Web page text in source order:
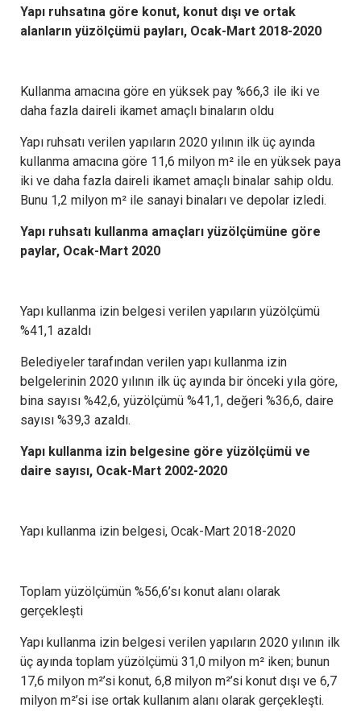
Yapı ruhsatına göre konut, konut dışı ve ortak
alanların yüzölçümü payları, Ocak-Mart 2018-2020
Kullanma amacına göre en yüksek pay %66,3 ile iki ve
daha fazla daireli ikamet amaçlı binaların oldu
Yapı ruhsatı verilen yapıların 2020 yılının ilk üç ayında
kullanma amacına göre 11,6 milyon m² ile en yüksek paya
iki ve daha fazla daireli ikamet amaçlı binalar sahip oldu.
Bunu 1,2 milyon m² ile sanayi binaları ve depolar izledi.
Yapı ruhsatı kullanma amaçları yüzölçümüne göre
paylar, Ocak-Mart 2020
Yapı kullanma izin belgesi verilen yapıların yüzölçümü
%41,1 azaldı
Belediyeler tarafından verilen yapı kullanma izin
belgelerinin 2020 yılının ilk üç ayında bir önceki yıla göre,
bina sayısı %42,6, yüzölçümü %41,1, değeri %36,6, daire
sayısı %39,3 azaldı.
Yapı kullanma izin belgesine göre yüzölçümü ve
daire sayısı, Ocak-Mart 2002-2020
Yapı kullanma izin belgesi, Ocak-Mart 2018-2020
Toplam yüzölçümün %56,6’sı konut alanı olarak
gerçekleşti
Yapı kullanma izin belgesi verilen yapıların 2020 yılının ilk
üç ayında toplam yüzölçümü 31,0 milyon m² iken; bunun
17,6 milyon m²’si konut, 6,8 milyon m²’si konut dışı ve 6,7
milyon m²’si ise ortak kullanım alanı olarak gerçekleşti.